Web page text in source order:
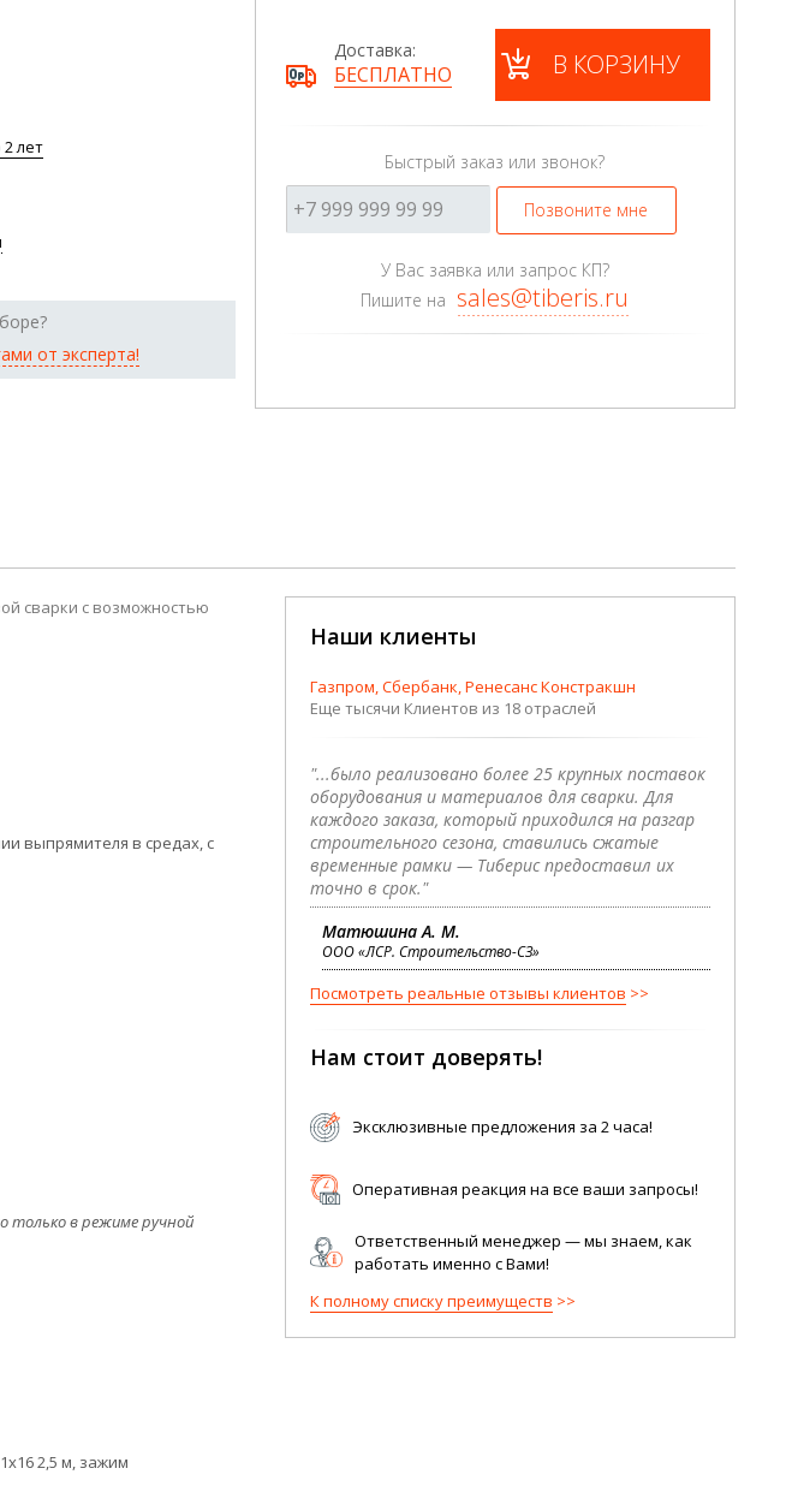
лет
от эксперта!
Доставка:
БЕСПЛАТНО В КОРЗИНУ
Быстрый заказ или звонок?
Позвоните мне
У Вас заявка или запрос КП?
Пишите на sales@tiberis.ru
сварки с возможностью
выпрямителя в средах, с
только в режиме ручной
2,5 м, зажим
Наши клиенты
Газпром, Сбербанк, Ренесанс Констракшн
Еще тысячи Клиентов из 18 отраслей
"...было реализовано более 25 крупных поставок
оборудования и материалов для сварки. Для
каждого заказа, который приходился на разгар
строительного сезона, ставились сжатые
временные рамки — Тиберис предоставил их
точно в срок."
Матюшина А. М.
ООО «ЛСР. Строительство-СЗ»
Посмотреть реальные отзывы клиентов
Нам стоит доверять!
Эксклюзивные предложения за 2 часа!
Оперативная реакция на все ваши запросы!
Ответственный менеджер — мы знаем, как
работать именно с Вами!
К полному списку преимуществ